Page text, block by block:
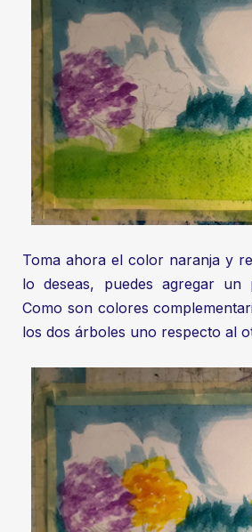
Toma ahora el color naranja y
lo deseas, puedes agregar un
Como son colores
los dos árboles uno respecto al